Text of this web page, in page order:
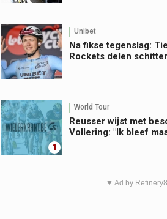
Unibet
Na fikse tegenslag:
Rockets delen
1
World Tour
Reusser wijst met
Vollering: "Ik bleef
▼ Ad by